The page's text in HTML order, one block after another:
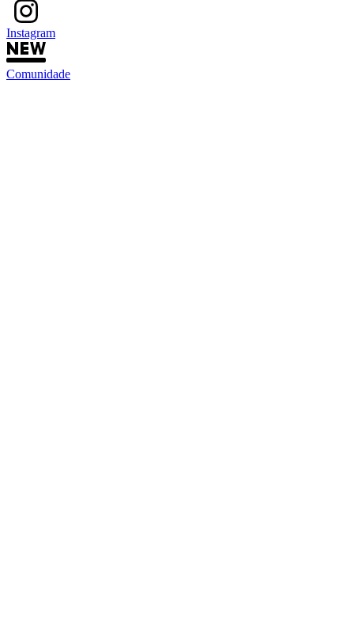
Instagram
Comunidade